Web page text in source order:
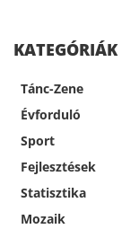
KATEGÓRIÁK
Tánc-Zene
Évforduló
Sport
Fejlesztések
Statisztika
Mozaik